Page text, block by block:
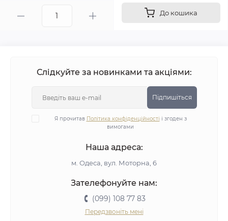
До кошика
Слідкуйте за новинками та акціями:
Підпишіться
Я прочитав Політика конфіденційності і згоден з
вимогами
Наша адреса:
м. Одеса, вул. Моторна, 6
Зателефонуйте нам:
(099) 108 77 83
Передзвоніть мені